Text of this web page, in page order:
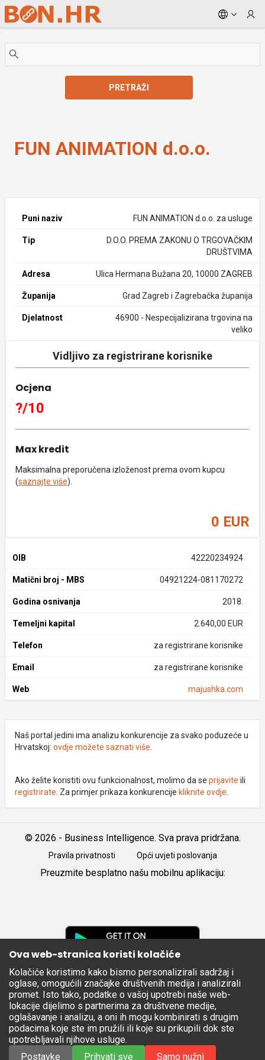
Skip to Main Content
PRETRAŽI
FUN ANIMATION d.o.o.
Puni naziv FUN ANIMATION d.o.o. za usluge
Tip
D.O.O. PREMA ZAKONU O TRGOVAČKIM
DRUŠTVIMA
Adresa Ulica Hermana Bužana 20, 10000 ZAGREB
Županija Grad Zagreb i Zagrebačka županija
Djelatnost
46900 - Nespecijalizirana trgovina na
veliko
Vidljivo za registrirane korisnike
Ocjena
?/10
Max kredit
Maksimalna preporučena izloženost prema ovom kupcu
(saznajte više).
0 EUR
OIB 42220234924
Matični broj - MBS 04921224-081170272
Godina osnivanja 2018.
Temeljni kapital 2.640,00 EUR
Telefon za registrirane korisnike
Email za registrirane korisnike
Web majushka.com
Naš portal jedini ima analizu konkurencije za svako poduzeće u
Hrvatskoj: ovdje možete saznati više
Ako želite koristiti ovu funkcionalnost, molimo da se prijavite ili
registrirate . Za primjer prikaza konkurencije kliknite ovdje
© 2026 - Business Intelligence. Sva prava pridržana.
Pravila privatnosti Opći uvjeti poslovanja
Preuzmite besplatno našu mobilnu aplikaciju:
Apple
Store
Ova web-stranica koristi kolačiće
Kolačiće koristimo kako bismo personalizirali sadržaj i
oglase, omogućili značajke društvenih medija i analizirali
promet. Isto tako, podatke o vašoj upotrebi naše web-
lokacije dijelimo s partnerima za društvene medije,
oglašavanje i analizu, a oni ih mogu kombinirati s drugim
podacima koje ste im pružili ili koje su prikupili dok ste
upotrebljavali njihove usluge.
Postavke
Prihvati sve Samo nužni